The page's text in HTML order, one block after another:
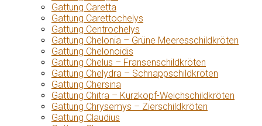
Gattung Caretta
Gattung Carettochelys
Gattung Centrochelys
Gattung Chelonia – Grüne Meeresschildkröten
Gattung Chelonoidis
Gattung Chelus – Fransenschildkröten
Gattung Chelydra – Schnappschildkröten
Gattung Chersina
Gattung Chitra – Kurzkopf-Weichschildkröten
Gattung Chrysemys – Zierschildkröten
Gattung Claudius